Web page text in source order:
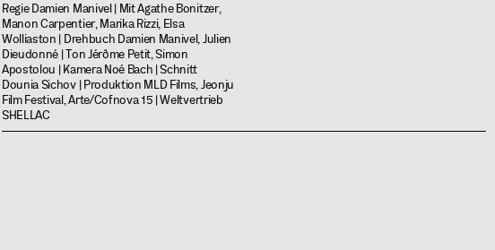
Regie Damien Manivel | Mit Agathe Bonitzer,
Manon Carpentier, Marika Rizzi, Elsa
Wolliaston | Drehbuch Damien Manivel, Julien
Dieudonné | Ton Jérôme Petit, Simon
Apostolou | Kamera Noé Bach | Schnitt
Dounia Sichov | Produktion MLD Films, Jeonju
Film Festival, Arte/Cofnova 15 | Weltvertrieb
SHELLAC